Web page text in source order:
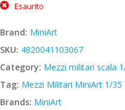
originale
era:
€44,00.€37,40.
Esaurito
Brand: MiniArt
SKU: 4820041103067
Category: Mezzi militari scala
Tag: Mezzi Militari MiniArt 1/35
Brands: MiniArt